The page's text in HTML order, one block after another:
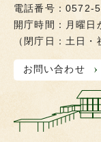
電話番号：0572-
開庁時間：月曜
（閉庁日：土日・
お問い合わせ